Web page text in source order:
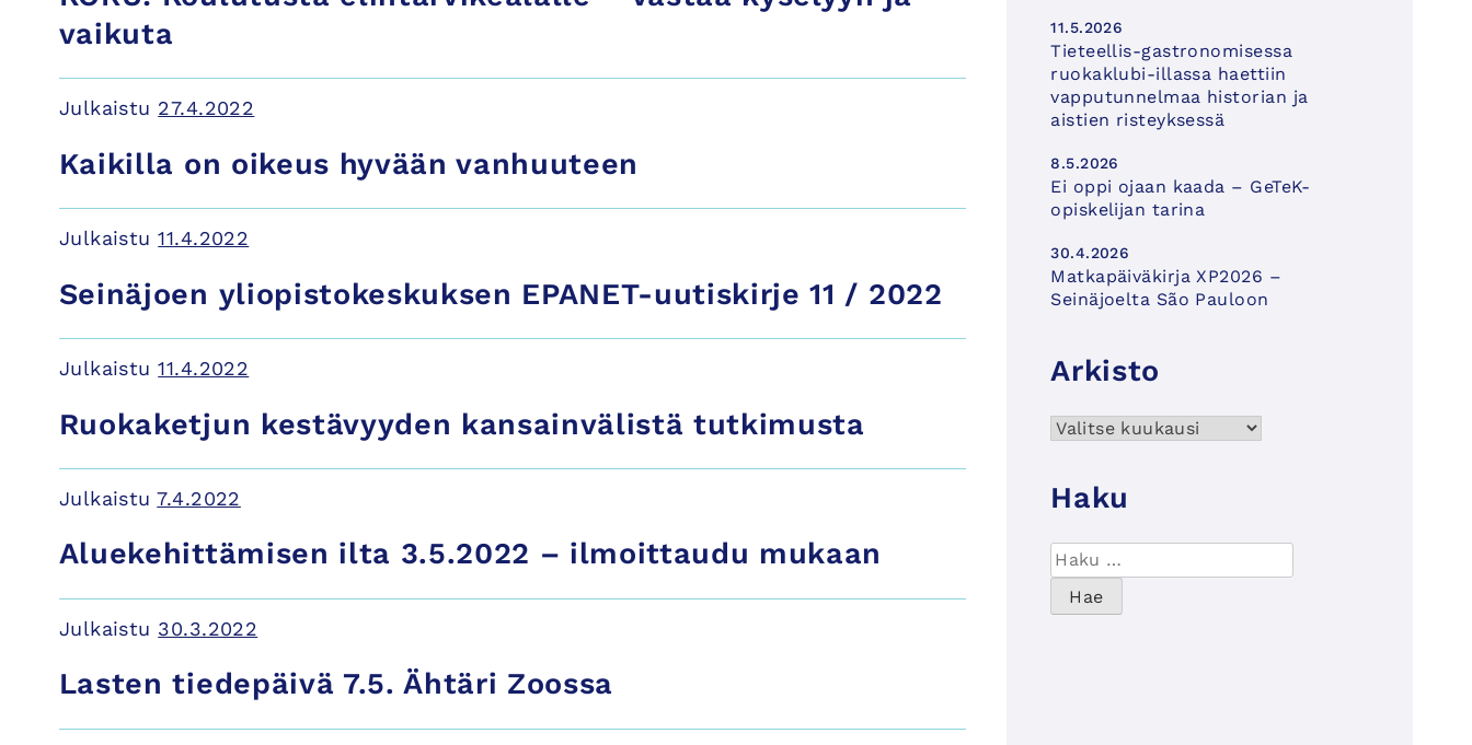
vaikuta
Kaikilla on oikeus hyvään vanhuuteen
Julkaistu 27.4.2022
Seinäjoen yliopistokeskuksen EPANET-uutiskirje 11 / 2022
Julkaistu11.4.2022
Ruokaketjun kestävyyden kansainvälistä tutkimusta
Julkaistu11.4.2022
Aluekehittämisen ilta 3.5.2022 – ilmoittaudu mukaan
Julkaistu7.4.2022
Lasten tiedepäivä 7.5. Ähtäri Zoossa
Julkaistu 30.3.2022
11.5.2026
Tieteellis-gastronomisessa
ruokaklubi-illassa haettiin
vapputunnelmaa historian ja
aistien risteyksessä
8.5.2026
Ei oppi ojaan kaada – GeTeK-
opiskelijan tarina
30.4.2026
Matkapäiväkirja XP2026 –
Seinäjoelta São Pauloon
Arkisto
Arkisto
Haku
Haku: